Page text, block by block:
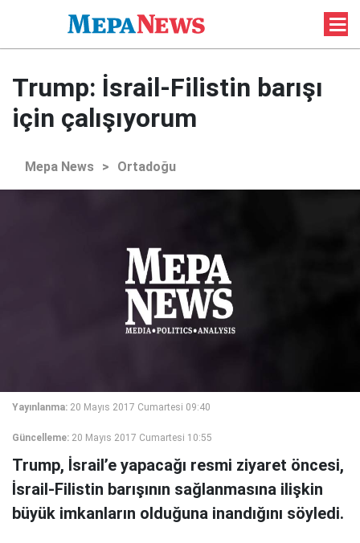
Trump: İsrail-Filistin barışı
için çalışıyorum
Mepa News > Ortadoğu
Yayınlanma: 20 Mayıs 2017 Cumartesi 09:40
Güncelleme: 20 Mayıs 2017 Cumartesi 10:55
Trump, İsrail’e yapacağı resmi ziyaret öncesi,
İsrail-Filistin barışının sağlanmasına ilişkin
büyük imkanların olduğuna inandığını söyledi.